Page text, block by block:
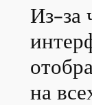
Из-за
на